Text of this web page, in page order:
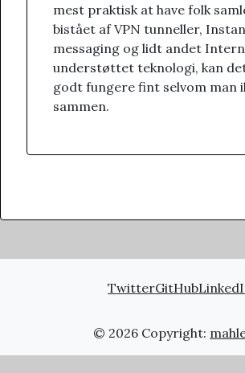
mest praktisk at have folk
bistået af VPN tunneller,
messaging og lidt andet
understøttet teknologi, kan
godt fungere fint selvom man
sammen.
TwitterGitHub
© 2026 Copyright: